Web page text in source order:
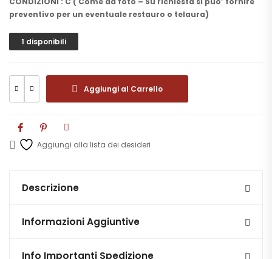
preventivo per un eventuale restauro o telaura)
1 disponibili
Aggiungi al Carrello
Aggiungi alla lista dei desideri
Descrizione
Informazioni Aggiuntive
Info Importanti Spedizione